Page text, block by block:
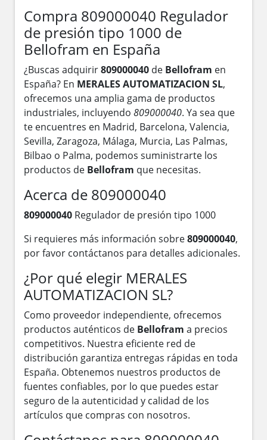
Compra 809000040 Regulador
de presión tipo 1000 de
Bellofram en España
¿Buscas adquirir809000040 de Bellofram en
España? En MERALES AUTOMATIZACION SL,
ofrecemos una amplia gama de productos
industriales, incluyendo 809000040. Ya sea que
te encuentres en Madrid, Barcelona, Valencia,
Sevilla, Zaragoza, Málaga, Murcia, Las Palmas,
Bilbao o Palma, podemos suministrarte los
productos de Bellofram que necesitas.
Acerca de 809000040
809000040 Regulador de presión tipo 1000
Si requieres más información sobre809000040,
por favor contáctanos para detalles adicionales.
¿Por qué elegir MERALES
AUTOMATIZACION SL?
Como proveedor independiente, ofrecemos
productos auténticos de Bellofram a precios
competitivos. Nuestra eficiente red de
distribución garantiza entregas rápidas en toda
España. Obtenemos nuestros productos de
fuentes confiables, por lo que puedes estar
seguro de la autenticidad y calidad de los
artículos que compras con nosotros.